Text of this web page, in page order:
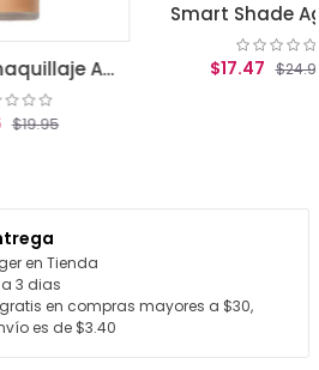
Base de maquillaje Almay Clear Complexion True beige
Smart Shade Ageless Foundation Light
$24.95
en Tienda
a 3 dias
en compras mayores a $30,
es de $3.40